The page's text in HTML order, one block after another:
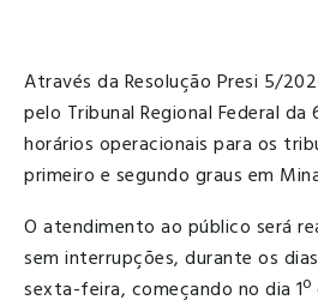
Através da Resolução Presi 5/
pelo Tribunal Regional Federal da
horários operacionais para os
primeiro e segundo graus em
O atendimento ao público será
sem interrupções, durante os
sexta-feira, começando no dia 1º